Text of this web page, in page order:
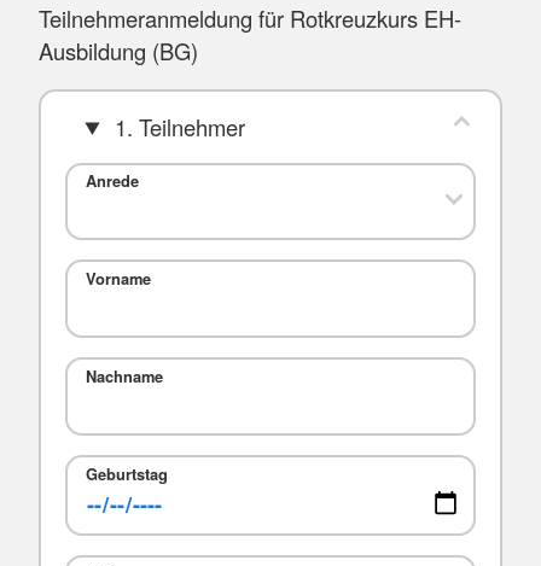
Teilnehmeranmeldung für Rotkreuzkurs EH-
Ausbildung (BG)
1. Teilnehmer
Anrede
Vorname
Nachname
Geburtstag